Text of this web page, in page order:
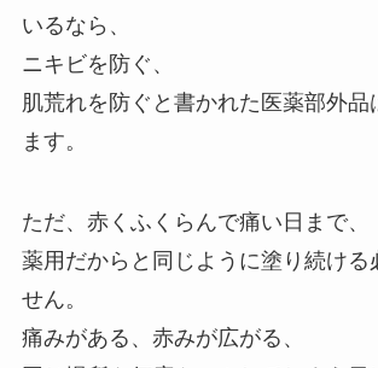
いるなら、
ニキビを防ぐ、
肌荒れを防ぐと書かれた医薬部外品
ます。
ただ、赤くふくらんで痛い日まで、
薬用だからと同じように塗り続ける
せん。
痛みがある、赤みが広がる、